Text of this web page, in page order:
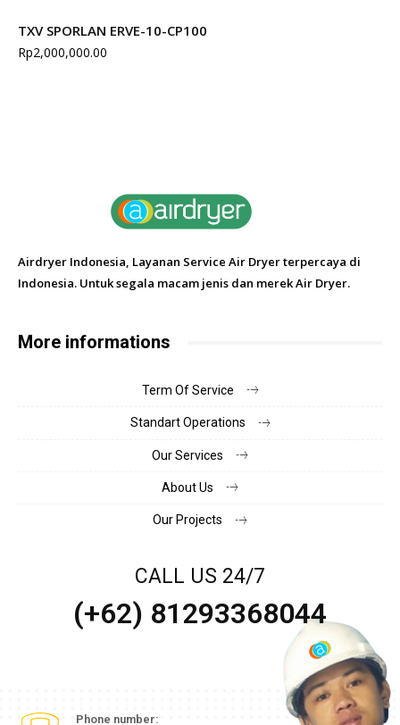
TXV SPORLAN ERVE-10-CP100
Rp2,000,000.00
Airdryer Indonesia, Layanan Service Air Dryer terpercaya di
Indonesia. Untuk segala macam jenis dan merek Air Dryer.
More informations
Term Of Service
Standart Operations
Our Services
About Us
Our Projects
CALL US 24/7
(+62) 81293368044
Phone number: